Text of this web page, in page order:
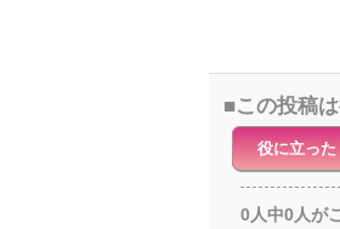
この投稿
役に立った
0人中0人が